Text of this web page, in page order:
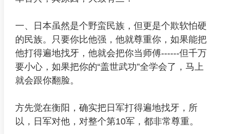
一、日本虽然是个野蛮民族，但更是个欺软怕硬
的民族。只要你比他强，他就尊重你，如果能把
他打得遍地找牙，他就会把你当师傅------但千万
要小心，如果把你的“盖世武功”全学会了，马上
就会跟你翻脸。
方先觉在衡阳，确实把日军打得遍地找牙，所
以，日军对他，对整个第10军，都非常尊重。